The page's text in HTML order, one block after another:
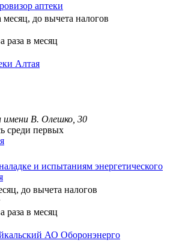
аптеки
месяц, до вычета налогов
в месяц
Алтая
имени В. Олешко, 30
среди первых
и испытаниям энергетического
до вычета налогов
в месяц
АО Оборонэнерго